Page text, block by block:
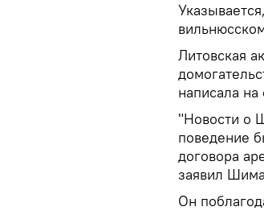
Литовская
написала
"Новости о
поведение
договора
заявил
Он